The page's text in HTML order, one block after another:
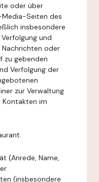
oder über
Seiten des
insbesondere
und
oder
zu gebenden
Verfolgung der
zur Verwaltung
Kontakten im
(Anrede, Name,
(insbesondere